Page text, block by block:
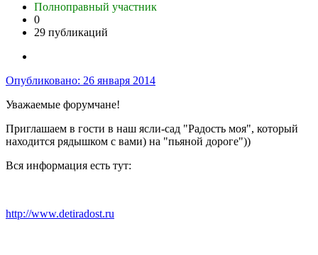
Полноправный участник
0
29 публикаций
Опубликовано: 26 января 2014
Уважаемые форумчане!
Приглашаем в гости в наш ясли-сад "Радость моя", который
находится рядышком с вами) на "пьяной дороге"))
Вся информация есть тут:
http://www.detiradost.ru